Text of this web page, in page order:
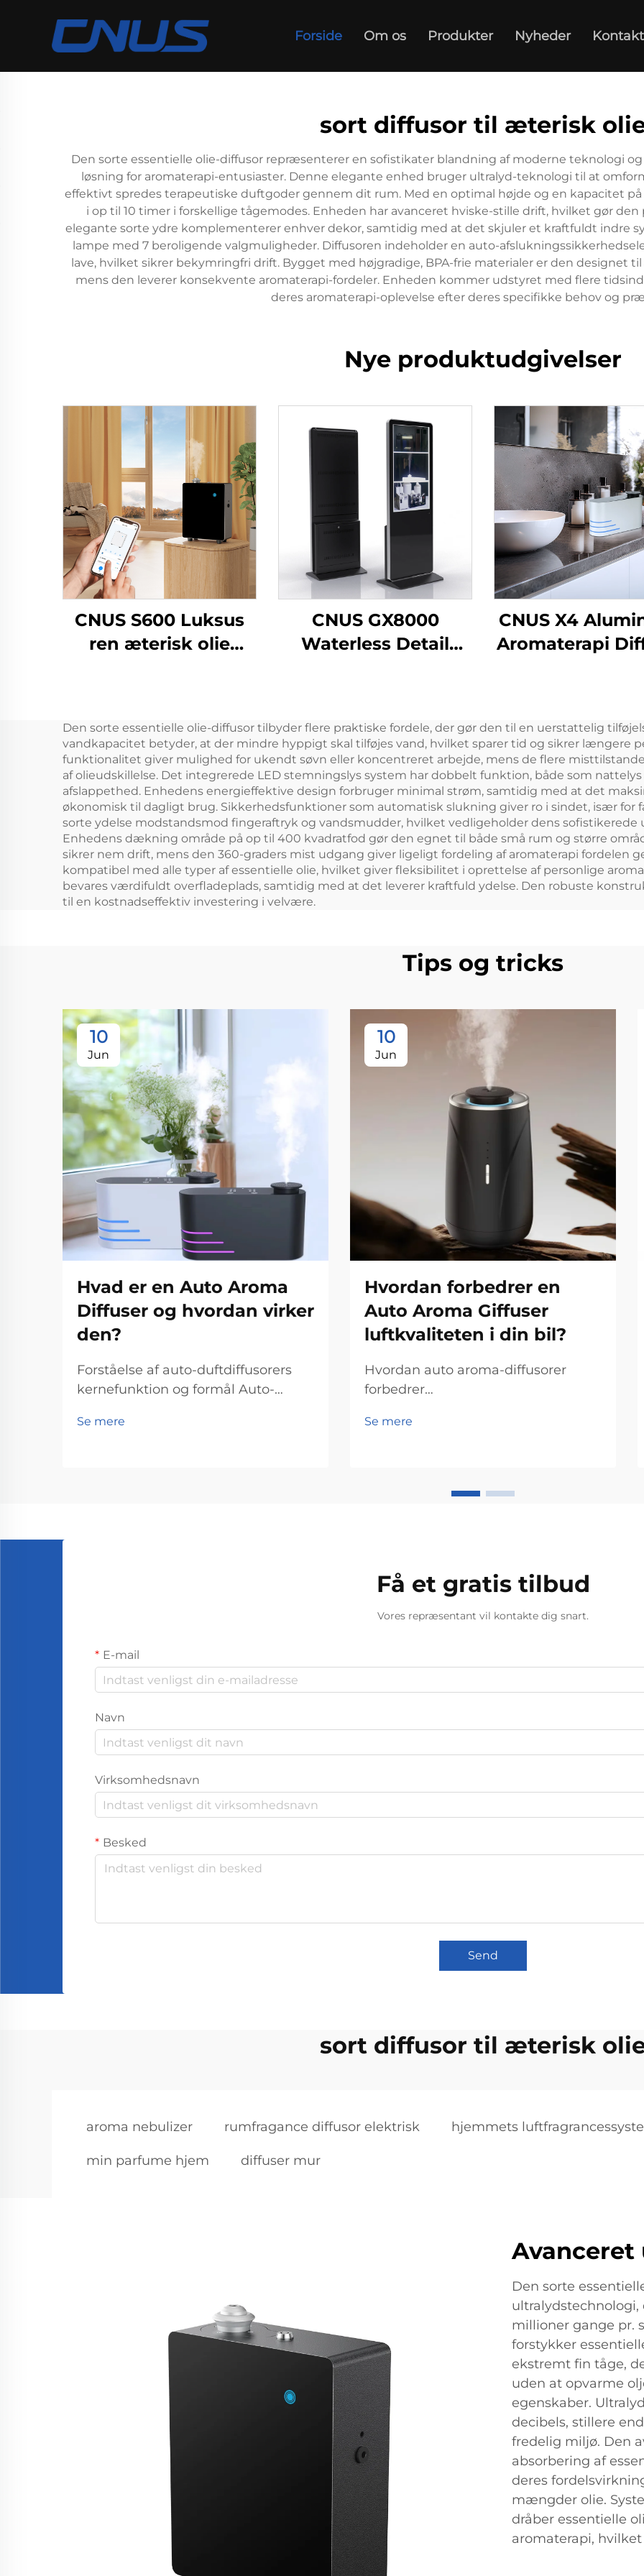
Forside Om os Produkter Nyheder
sort diffusor til æterisk
Den sorte essentielle olie-diffusor repræsenterer en sofistikater blandning af moderne teknologi
løsning for aromaterapi-entusiaster. Denne elegante enhed bruger ultralyd-teknologi til at
effektivt spredes terapeutiske duftgoder gennem dit rum. Med en optimal højde og en kapacitet
i op til 10 timer i forskellige tågemodes. Enheden har avanceret hviske-stille drift, hvilket gør
elegante sorte ydre komplementerer enhver dekor, samtidig med at det skjuler et kraftfuldt indre
lampe med 7 beroligende valgmuligheder. Diffusoren indeholder en auto-
lave, hvilket sikrer bekymringfri drift. Bygget med højgradige, BPA-frie materialer er den designet
mens den leverer konsekvente aromaterapi-fordeler. Enheden kommer udstyret med flere
deres aromaterapi-oplevelse efter deres specifikke behov og
Nye produktudgivelser
CNUS S600 Luksus
ren æterisk olie
luftfriskermaskine
CNUS GX8000
Waterless Detail
LCD Touch Screen
Display Kiosk
CNUS X4
Aromaterapi
Waterless
Den sorte essentielle olie-diffusor tilbyder flere praktiske fordele, der gør den til en uerstattelig
vandkapacitet betyder, at der mindre hyppigt skal tilføjes vand, hvilket sparer tid og sikrer længere
funktionalitet giver mulighed for ukendt søvn eller koncentreret arbejde, mens de flere
af olieudskillelse. Det integrerede LED stemningslys system har dobbelt funktion, både som
afslappethed. Enhedens energieffektive design forbruger minimal strøm, samtidig med at det
økonomisk til dagligt brug. Sikkerhedsfunktioner som automatisk slukning giver ro i sindet, især for
sorte ydelse modstandsmod fingeraftryk og vandsmudder, hvilket vedligeholder dens
Enhedens dækning område på op til 400 kvadratfod gør den egnet til både små rum og større
sikrer nem drift, mens den 360-graders mist udgang giver ligeligt fordeling af aromaterapi fordelen
kompatibel med alle typer af essentielle olie, hvilket giver fleksibilitet i oprettelse af personlige
bevares værdifuldt overfladeplads, samtidig med at det leverer kraftfuld ydelse. Den robuste
til en kostnadseffektiv investering i velvære.
Tips og tricks
10
Jun
Hvad er en Auto Aroma
Diffuser og hvordan virker
den?
Forståelse af auto-duftdiffusorers
kernefunktion og formål Auto-
æteriske olier ud i luften og dermed
Se mere
10
Jun
Hvordan forbedrer en
Auto Aroma Giffuser
luftkvaliteten i din bil?
Hvordan auto aroma-diffusorer
forbedrer
ubehagelige lugteTilføj blot æterisk
Se mere
Få et gratis tilbud
Vores repræsentant vil kontakte dig snart.
E-mail
Navn
Virksomhedsnavn
Besked
Send
sort diffusor til æterisk
aroma nebulizer rumfragance diffusor elektrisk hjemmets
min parfume hjem diffuser mur
Den sorte
ultralydstechnologi,
millioner gange pr.
forstykker
ekstremt fin tåge,
uden at opvarme
egenskaber.
decibels, stillere
fredelig miljø. Den
absorbering af
deres
mængder olie.
dråber essentielle
aromaterapi,